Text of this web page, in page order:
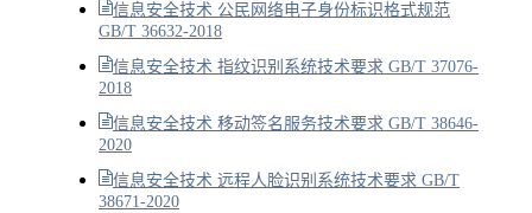
信息安全技术 公民网络电子身份标识格式规范
GB/T 36632-2018
信息安全技术 指纹识别系统技术要求 GB/T 37076-
2018
信息安全技术 移动签名服务技术要求 GB/T 38646-
2020
信息安全技术 远程人脸识别系统技术要求 GB/T
38671-2020